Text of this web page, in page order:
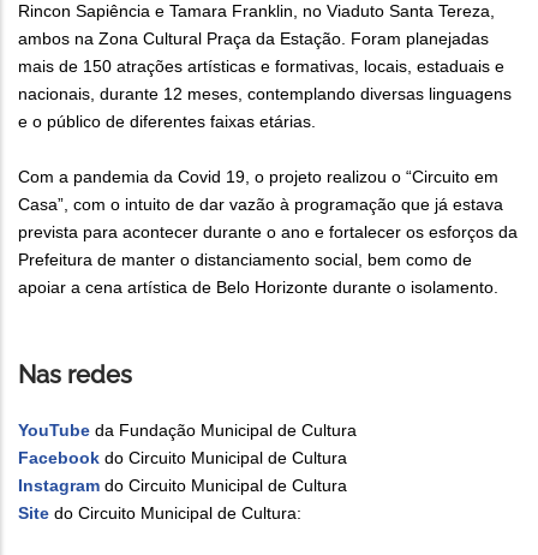
Rincon Sapiência e Tamara Franklin, no Viaduto Santa Tereza,
ambos na Zona Cultural Praça da Estação. Foram planejadas
mais de 150 atrações artísticas e formativas, locais, estaduais e
nacionais, durante 12 meses, contemplando diversas linguagens
e o público de diferentes faixas etárias.
Com a pandemia da Covid 19, o projeto realizou o “Circuito em
Casa”, com o intuito de dar vazão à programação que já estava
prevista para acontecer durante o ano e fortalecer os esforços da
Prefeitura de manter o distanciamento social, bem como de
apoiar a cena artística de Belo Horizonte durante o isolamento.
Nas redes
YouTube da Fundação Municipal de Cultura
Facebook do Circuito Municipal de Cultura
Instagram do Circuito Municipal de Cultura
Site do Circuito Municipal de Cultura: